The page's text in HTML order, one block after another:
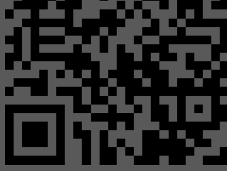
Авторы историй
архивам,
с помощью
розыскную
информационных